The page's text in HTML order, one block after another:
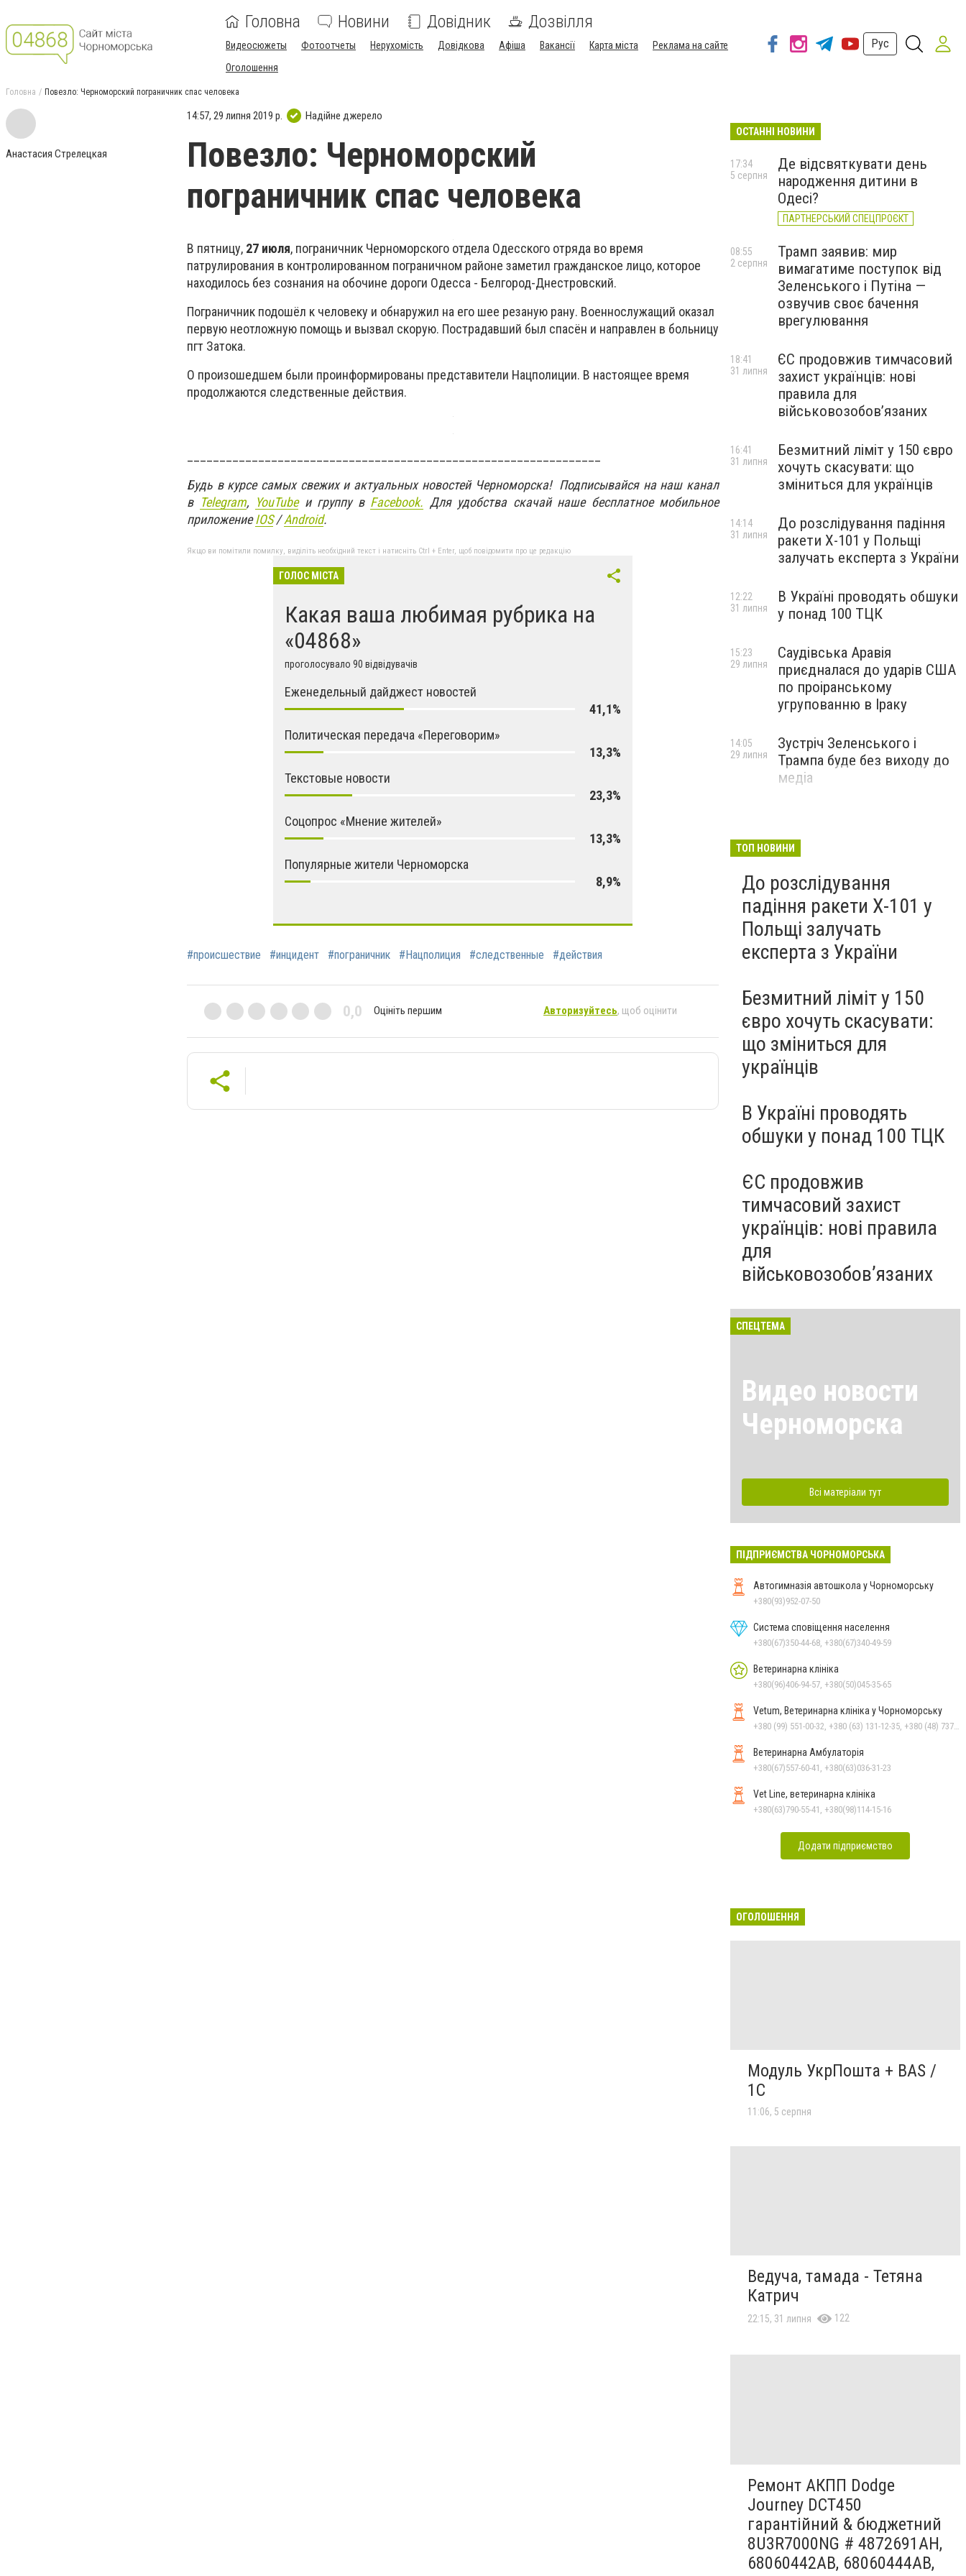
Головна Новини Довідник Дозвілля
Видеосюжеты Фотоотчеты Нерухомість Довідкова Афіша Вакансії Карта міста
Реклама на сайте
Оголошення
Рус
Головна Повезло: Черноморский пограничник спас человека
Анастасия Стрелецкая
14:57, 29 липня 2019 р. Надійне джерело
Повезло: Черноморский
пограничник спас человека
В пятницу, 27 июля, пограничник Черноморского отдела Одесского отряда во время
патрулирования в контролированном пограничном районе заметил гражданское лицо, которое
находилось без сознания на обочине дороги Одесса - Белгород-Днестровский.
Пограничник подошёл к человеку и обнаружил на его шее резаную рану. Военнослужащий оказал
первую неотложную помощь и вызвал скорую. Пострадавший был спасён и направлен в больницу
пгт Затока.
О произошедшем были проинформированы представители Нацполиции. В настоящее время
продолжаются следственные действия.
Будь в курсе самых свежих и актуальных новостей Черноморска! Подписывайся на наш канал
в Telegram, YouTubeи группу в Facebook. Для удобства скачай наше бесплатное мобильное
приложениеIOS/Android.
Якщо ви помітили помилку, виділіть необхідний текст і натисніть Ctrl + Enter, щоб повідомити про це редакцію
ГОЛОС МІСТА
Какая ваша любимая рубрика на
«04868»
проголосувало 90 відвідувачів
Еженедельный дайджест новостей
41,1%
Политическая передача «Переговорим»
13,3%
Текстовые новости
23,3%
Соцопрос «Мнение жителей»
13,3%
Популярные жители Черноморска
8,9%
#происшествие #инцидент #пограничник #Нацполиция #следственные #действия
0,0 Оцініть першим Авторизуйтесь, щоб оцінити
ОСТАННІ НОВИНИ
Де відсвяткувати день
народження дитини в
Одесі?
ПАРТНЕРСЬКИЙ СПЕЦПРОЄКТ
17:34
5 серпня
Трамп заявив: мир
вимагатиме поступок від
Зеленського і Путіна —
озвучив своє бачення
врегулювання
08:55
2 серпня
ЄС продовжив тимчасовий
захист українців: нові
правила для
військовозобов’язаних
18:41
31 липня
Безмитний ліміт у 150 євро
хочуть скасувати: що
зміниться для українців
16:41
31 липня
До розслідування падіння
ракети Х-101 у Польщі
залучать експерта з України
14:14
31 липня
В Україні проводять обшуки
у понад 100 ТЦК
12:22
31 липня
Саудівська Аравія
приєдналася до ударів США
по проіранському
угрупованню в Іраку
15:23
29 липня
Зустріч Зеленського і
Трампа буде без виходу до
медіа
14:05
29 липня
ТОП НОВИНИ
До розслідування
падіння ракети Х-101 у
Польщі залучать
експерта з України
Безмитний ліміт у 150
євро хочуть скасувати:
що зміниться для
українців
В Україні проводять
обшуки у понад 100 ТЦК
ЄС продовжив
тимчасовий захист
українців: нові правила
для
військовозобов’язаних
СПЕЦТЕМА
Видео новости
Черноморска
Всі матеріали тут
ПІДПРИЄМСТВА ЧОРНОМОРСЬКА
Автогимназія автошкола у Чорноморську
+380(93)952-07-50
Система сповіщення населення
+380(67)350-44-68, +380(67)340-49-59
Ветеринарна клініка
+380(96)406-94-57, +380(50)045-35-65
Vetum, Ветеринарна клініка у Чорноморську
Ветеринарна Амбулаторія
+380(67)557-60-41, +380(63)036-31-23
Vet Line, ветеринарна клініка
+380(63)790-55-41, +380(98)114-15-16
Додати підприємство
ОГОЛОШЕННЯ
Модуль УкрПошта + BAS /
1C
11:06, 5 серпня
Ведуча, тамада - Тетяна
Катрич
22:15, 31 липня 122
Ремонт АКПП Dodge
Journey DCT450
гарантійний & бюджетний
8U3R7000NG # 4872691AH,
68060442AB, 68060444AB,